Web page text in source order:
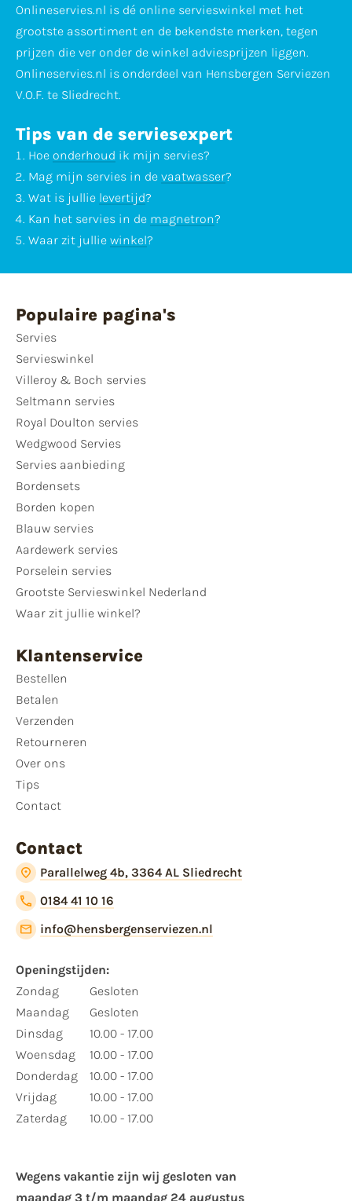
Onlineservies.nl is dé online servieswinkel met het
grootste assortiment en de bekendste merken, tegen
prijzen die ver onder de winkel adviesprijzen liggen.
Onlineservies.nl is onderdeel van Hensbergen Serviezen
V.O.F. te Sliedrecht.
Tips van de serviesexpert
Hoe onderhoud ik mijn servies?
Mag mijn servies in de vaatwasser?
Wat is jullie levertijd?
Kan het servies in de magnetron?
Waar zit jullie winkel?
Populaire pagina's
Servies
Servieswinkel
Villeroy & Boch servies
Seltmann servies
Royal Doulton servies
Wedgwood Servies
Servies aanbieding
Bordensets
Borden kopen
Blauw servies
Aardewerk servies
Porselein servies
Grootste Servieswinkel Nederland
Waar zit jullie winkel?
Klantenservice
Bestellen
Betalen
Verzenden
Retourneren
Over ons
Tips
Contact
Contact
Parallelweg 4b, 3364 AL Sliedrecht
0184 41 10 16
info@hensbergenserviezen.nl
Openingstijden:
Zondag
Maandag
Dinsdag
Woensdag
Donderdag
Vrijdag
Zaterdag
Gesloten
Gesloten
10.00 - 17.00
10.00 - 17.00
10.00 - 17.00
10.00 - 17.00
10.00 - 17.00
Wegens vakantie zijn wij gesloten van ​
maandag 3 t/m maandag 24 augustus